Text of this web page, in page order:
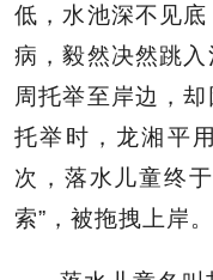
低，水池深不见
病，毅然决然跳
周托举至岸边，
托举时，龙湘平
次，落水儿童终
索”，被拖拽上岸。